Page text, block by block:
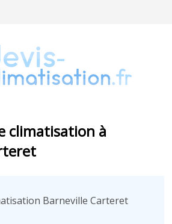
climatisation à